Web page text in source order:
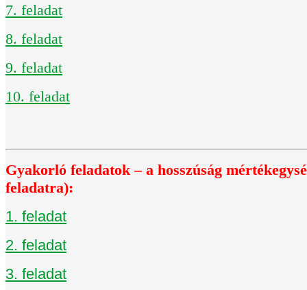
7. feladat
8. feladat
9. feladat
10. feladat
Gyakorló feladatok – a hosszúság
feladatra):
1. feladat
2. feladat
3. feladat